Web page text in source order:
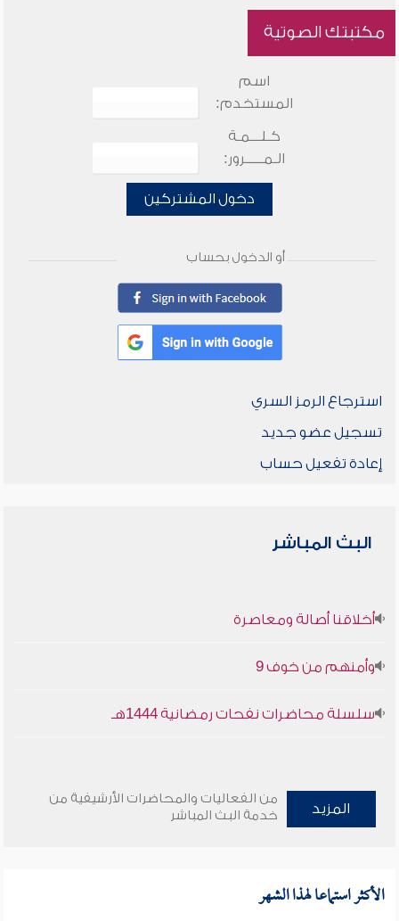
مكتبتك الصوتية
اسم
المستخدم:
كـلـــمـة
الـمـــــرور:
دخول المشتركين
أو الدخول بحساب
استرجاع الرمز السري
تسجيل عضو جديد
إعادة تفعيل حساب
البث المباشر
أخلاقنا أصالة ومعاصرة
وأمنهم من خوف 9
سلسلة محاضرات نفحات رمضانية 1444هـ
المزيد
من الفعاليات والمحاضرات الأرشيفية من
خدمة البث المباشر
الأكثر استماعا لهذا الشهر